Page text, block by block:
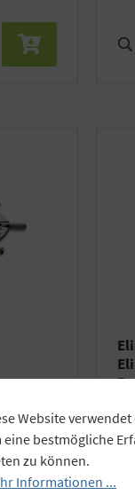
zur Verwendung einer Elinchrom
Website
eine bestmögliche
zu können.
Informationen ...